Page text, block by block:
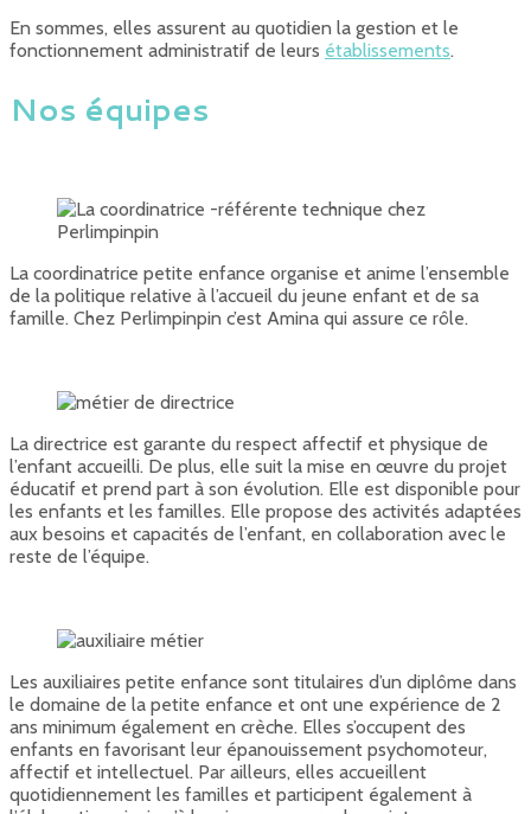
En sommes, elles assurent au quotidien la gestion et le
fonctionnement administratif de leurs établissements.
Nos équipes
La coordinatrice petite enfance organise et anime l’ensemble
de la politique relative à l’accueil du jeune enfant et de sa
famille. Chez Perlimpinpin c’est Amina qui assure ce rôle.
La directrice est garante du respect affectif et physique de
l’enfant accueilli. De plus, elle suit la mise en œuvre du projet
éducatif et prend part à son évolution. Elle est disponible pour
les enfants et les familles. Elle propose des activités adaptées
aux besoins et capacités de l’enfant, en collaboration avec le
reste de l’équipe.
Les auxiliaires petite enfance sont titulaires d’un diplôme dans
le domaine de la petite enfance et ont une expérience de 2
ans minimum également en crèche. Elles s’occupent des
enfants en favorisant leur épanouissement psychomoteur,
affectif et intellectuel. Par ailleurs, elles accueillent
quotidiennement les familles et participent également à